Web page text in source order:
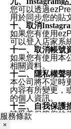
您可以透過
用於同步您的貼
十、取消
如果您有使用
可以登入店家系
十一、取消帳號
如果您有使用本
相關資料。
十二、隱私權聲
本公司將不定時
內容有所變更，
的個人資訊。
十三、自我保護
請妥善保管您的
窗，以防止他人
服務條款
×